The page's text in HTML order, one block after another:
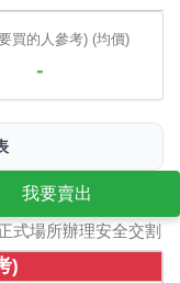
買的人參考) (均價)
-
我要賣出
式場所辦理安全交割
)